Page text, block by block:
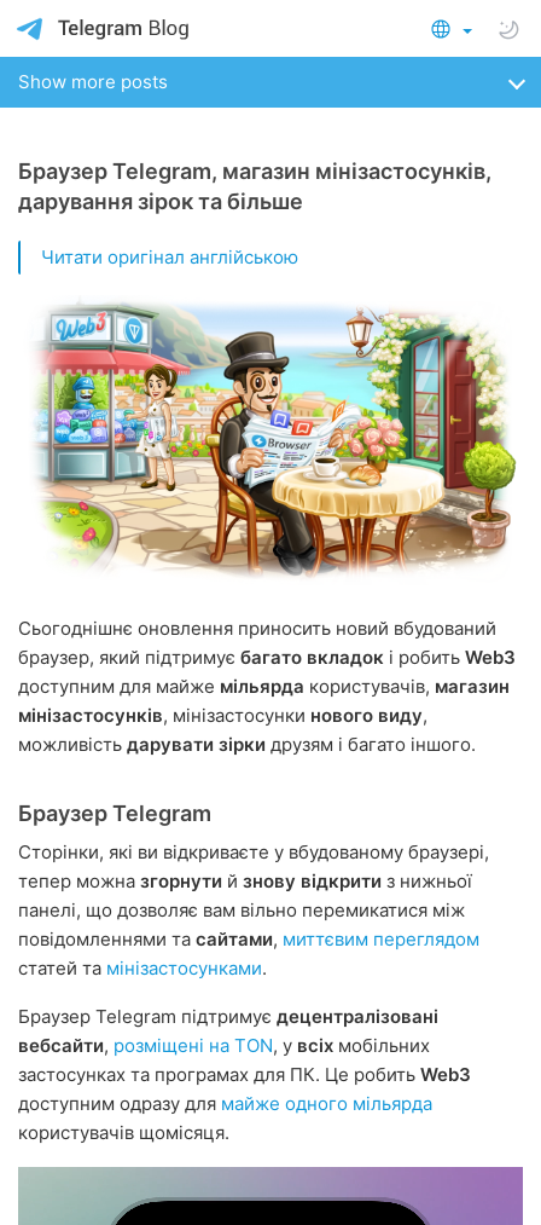
Show more posts
Браузер Telegram, магазин мінізастосунків,
дарування зірок та більше
Читати оригінал англійською
Сьогоднішнє оновлення приносить новий вбудований
браузер, який підтримує багато вкладок і робить Web3
доступним для майже мільярда користувачів, магазин
мінізастосунків, мінізастосунки нового виду,
можливість дарувати зірки друзям і багато іншого.
Браузер Telegram
Сторінки, які ви відкриваєте у вбудованому браузері,
тепер можна згорнути й знову відкрити з нижньої
панелі, що дозволяє вам вільно перемикатися між
повідомленнями та сайтами, миттєвим переглядом
статей та мінізастосунками.
Браузер Telegram підтримує децентралізовані
вебсайти, розміщені на TON, у всіх мобільних
застосунках та програмах для ПК. Це робить Web3
доступним одразу для майже одного мільярда
користувачів щомісяця.